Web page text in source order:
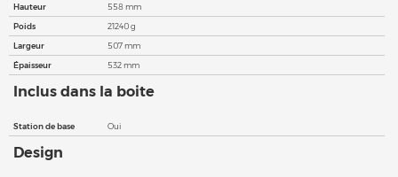
Hauteur
558 mm
Poids
21240 g
Largeur
507 mm
Épaisseur
532 mm
Inclus dans la boite
Station de base Oui
Design